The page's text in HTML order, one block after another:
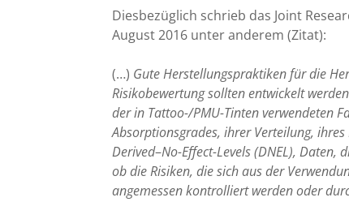
Diesbezüglich schrieb das Joint
August 2016 unter anderem (Zitat):
(…) Gute Herstellungspraktiken für die
Risikobewertung sollten entwickelt
der in Tattoo-/PMU-Tinten verwendeten
Absorptionsgrades, ihrer Verteilung,
Derived–No-Effect-Levels (DNEL),
ob die Risiken, die sich aus der
angemessen kontrolliert werden oder